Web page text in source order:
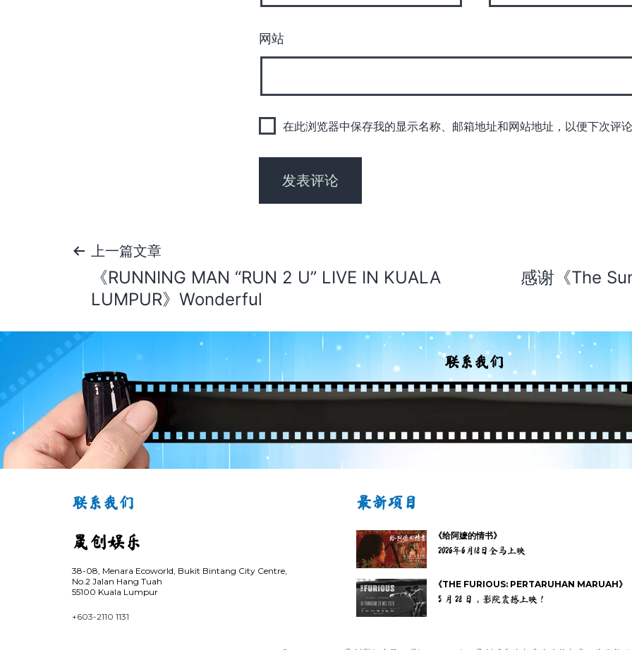
网站
在此浏览器中保存我的显示名称、邮箱地址和网站地址，以便下次评论
文
章
导
航
上一篇文章
《RUNNING MAN “RUN 2 U” LIVE IN KUALA
LUMPUR》Wonderful
感谢《The
联系我们
联系我们
晟创娱乐
38-08, Menara Ecoworld, Bukit Bintang City Centre,
No.2 Jalan Hang Tuah
55100 Kuala Lumpur
+603-2110 1131
最新项目
《给阿嬷的情书》
2026年6月18日全马上映
《THE FURIOUS: PERTARUHAN MARUAH》
5 月 28 日，影院震撼上映！